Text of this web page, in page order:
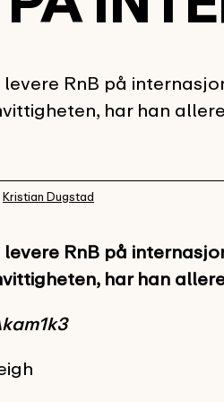
RnB på
har han
Kristian Dugstad
RnB på
har han